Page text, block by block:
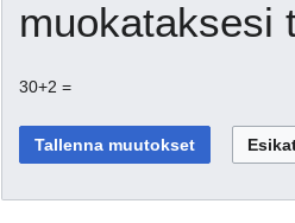
muokataksesi
30+2 =